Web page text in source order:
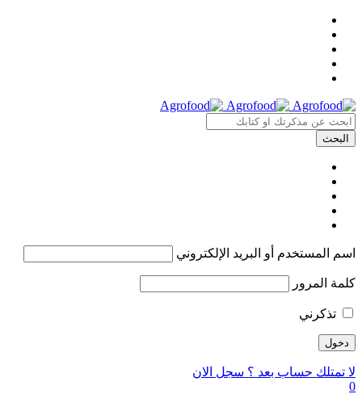
اسم المستخدم أو البريد الإلكتروني
كلمة المرور
تذكرني
لا تمتلك حساب بعد ؟ سجل الان
0